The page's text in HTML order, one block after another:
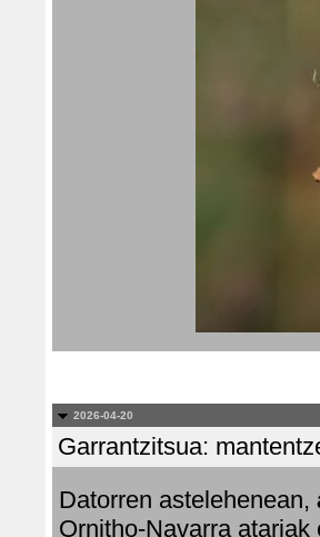
2026-04-20
Garrantzitsua:
Datorren astelehenean,
Ornitho-Navarra